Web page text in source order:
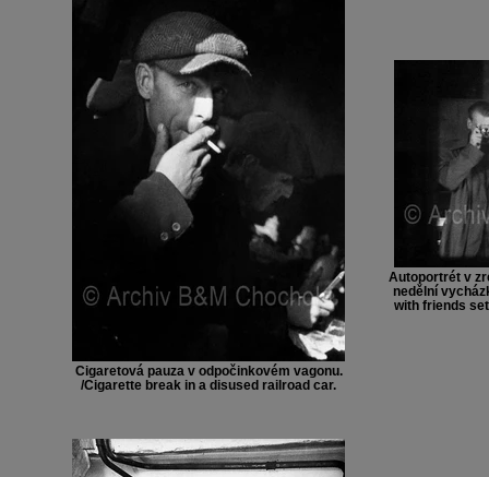
Cigaretová pauza v odpočinkovém vagonu.
/Cigarette break in a disused railroad car.
Autoportrét v
nedělní
with friends